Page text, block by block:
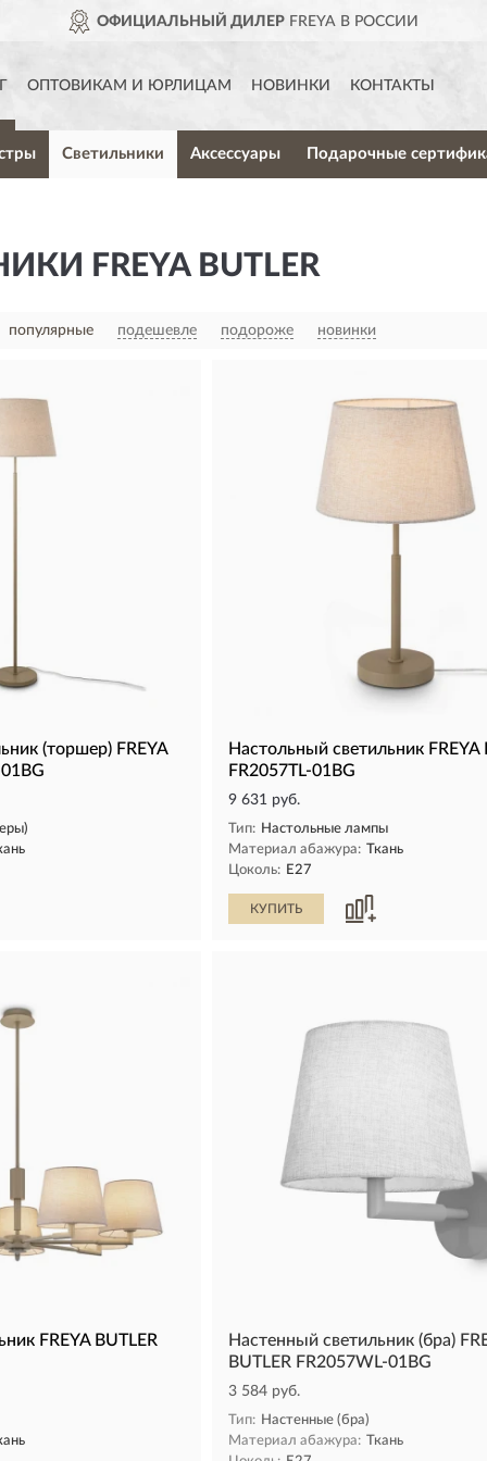
ОФИЦИАЛЬНЫЙ ДИЛЕРFREYA В РОССИИ
ОПТОВИКАМ И ЮРЛИЦАМ НОВИНКИ КОНТАКТЫ
Светильники Аксессуары Подарочные
FREYA BUTLER
популярные подешевле подороже новинки
(торшер) FREYA
Настольный светильник FREYA
FR2057TL-01BG
9 631 руб.
Тип: Настольные лампы
Материал абажура: Ткань
Цоколь: E27
КУПИТЬ
FREYA BUTLER
Настенный светильник (бра)
BUTLER FR2057WL-01BG
3 584 руб.
Тип: Настенные (бра)
Материал абажура: Ткань